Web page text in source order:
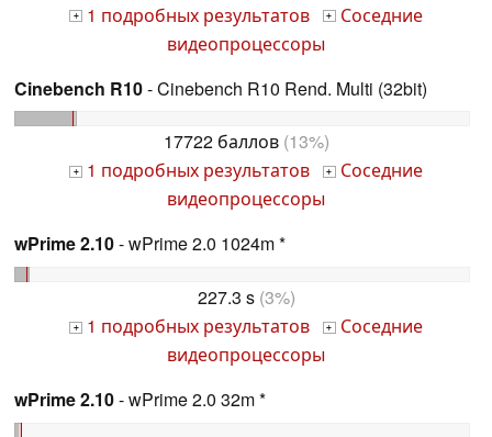
+ 1 подробных результатов + Соседние
видеопроцессоры
Cinebench R10- Cinebench R10 Rend. Multi (32bit)
17722 баллов(13%)
+ 1 подробных результатов + Соседние
видеопроцессоры
wPrime 2.10- wPrime 2.0 1024m *
227.3 s(3%)
+ 1 подробных результатов + Соседние
видеопроцессоры
wPrime 2.10- wPrime 2.0 32m *